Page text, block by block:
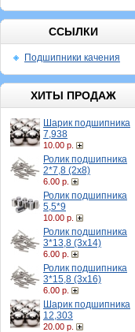
ССЫЛКИ
Подшипники качения
ХИТЫ ПРОДАЖ
Шарик подшипника
7,938
10.00 р.
Ролик подшипника
2*7,8 (2х8)
6.00 р.
Ролик подшипника
5,5*9
10.00 р.
Ролик подшипника
3*13,8 (3х14)
6.00 р.
Ролик подшипника
3*15,8 (3х16)
6.00 р.
Шарик подшипника
12,303
20.00 р.